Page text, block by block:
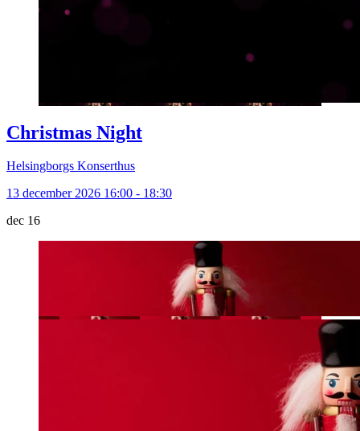
Christmas Night
Helsingborgs Konserthus
13 december 2026 16:00 - 18:30
dec 16